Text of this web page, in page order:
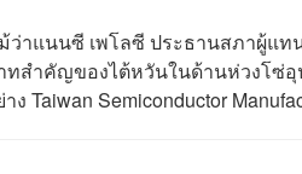
ว่าแนนซี เพโลซี ประธานสภาผู้แ
ทสำคัญของไต้หวันในด้านห่วงโซ่
Taiwan Semiconductor